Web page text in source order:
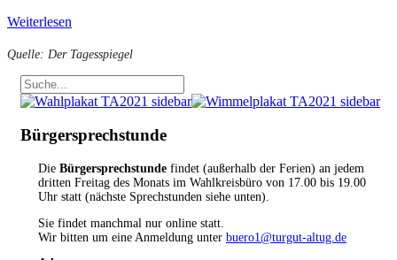
Weiterlesen
Quelle: Der Tagesspiegel
Bürgersprechstunde
Die Bürgersprechstunde findet (außerhalb der Ferien) an jedem
dritten Freitag des Monats im Wahlkreisbüro von 17.00 bis 19.00
Uhr statt (nächste Sprechstunden siehe unten).
Sie findet manchmal nur online statt.
Wir bitten um eine Anmeldung unter buero1@turgut-altug.de